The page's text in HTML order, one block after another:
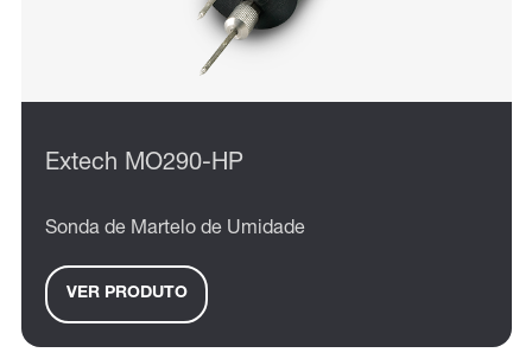
Extech MO290-HP
Sonda de Martelo de Umidade
VER PRODUTO